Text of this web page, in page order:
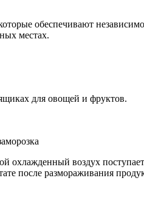
обеспечивают
местах.
для овощей и фруктов.
охлажденный воздух
после размораживания